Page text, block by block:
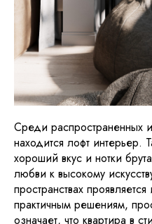
Среди распространенных
находится лофт интерьер.
хороший вкус и нотки
любви к высокому
пространствах
практичным решениям,
означает, что квартира в